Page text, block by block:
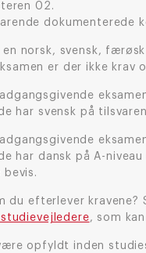
02.
dokumenterede
en norsk, svensk,
er der ikke krav
har svensk på
har dansk på A-
bevis.
du efterlever kravene?
, som
opfyldt inden